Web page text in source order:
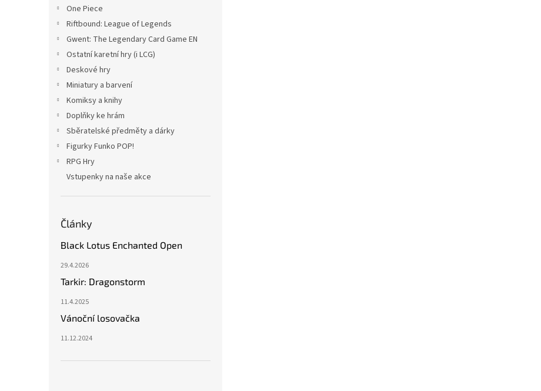
One Piece
Riftbound: League of Legends
Gwent: The Legendary Card Game EN
Ostatní karetní hry (i LCG)
Deskové hry
Miniatury a barvení
Komiksy a knihy
Doplňky ke hrám
Sběratelské předměty a dárky
Figurky Funko POP!
RPG Hry
Vstupenky na naše akce
Články
Black Lotus Enchanted Open
29.4.2026
Tarkir: Dragonstorm
11.4.2025
Vánoční losovačka
11.12.2024